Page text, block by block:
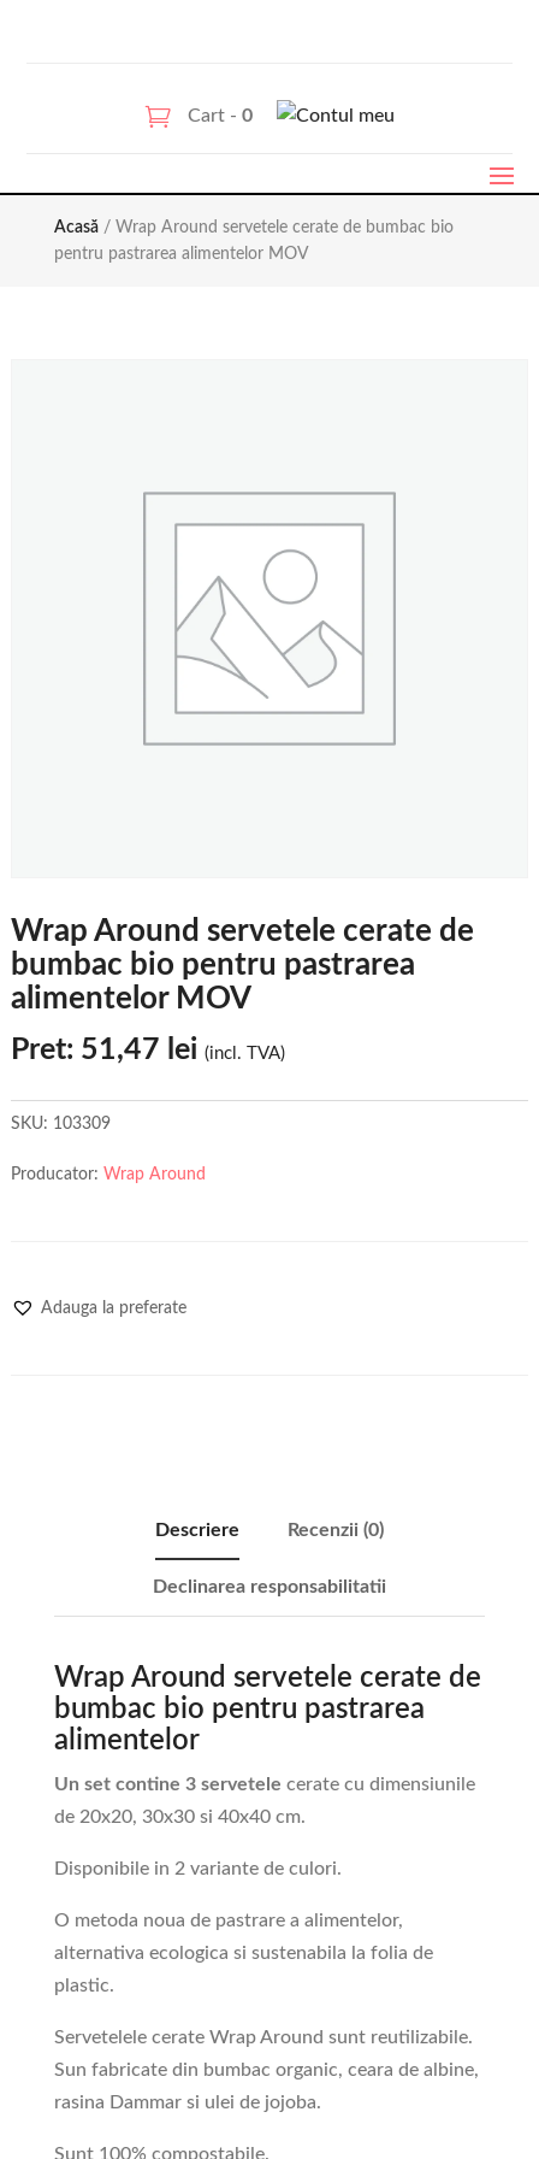
Cart - 0
Acasă/ Wrap Around servetele cerate de bumbac bio
pentru pastrarea alimentelor MOV
Wrap Around servetele cerate de
bumbac bio pentru pastrarea
alimentelor MOV
Pret: 51,47 lei (incl. TVA)
SKU: 103309
Producator: Wrap Around
Adauga la preferate
Descriere Recenzii (0)
Declinarea responsabilitatii
Wrap Around servetele cerate de
bumbac bio pentru pastrarea
alimentelor
Un set contine 3 servetele cerate cu dimensiunile
de 20x20, 30x30 si 40x40 cm.
Disponibile in 2 variante de culori.
O metoda noua de pastrare a alimentelor,
alternativa ecologica si sustenabila la folia de
plastic.
Servetelele cerate Wrap Around sunt reutilizabile.
Sun fabricate din bumbac organic, ceara de albine,
rasina Dammar si ulei de jojoba.
Sunt 100% compostabile.